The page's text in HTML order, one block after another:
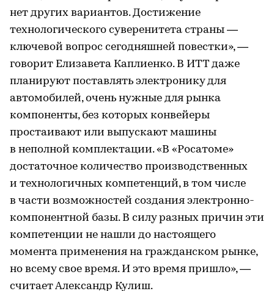
нет других вариантов. Достижение
технологического суверенитета страны —
ключевой вопрос сегодняшней повестки», —
говорит Елизавета Каплиенко. В ИТТ даже
планируют поставлять электронику для
автомобилей, очень нужные для рынка
компоненты, без которых конвейеры
простаивают или выпускают машины
в неполной комплектации. «В «Росатоме»
достаточное количество производственных
и технологичных компетенций, в том числе
в части возможностей создания электронно-
компонентной базы. В силу разных причин эти
компетенции не нашли до настоящего
момента применения на гражданском рынке,
но всему свое время. И это время пришло», —
считает Александр Кулиш.